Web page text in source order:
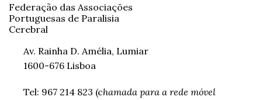
Federação das Associações
Portuguesas de Paralisia
Cerebral
Av. Rainha D. Amélia, Lumiar
1600-676 Lisboa
Tel: 967 214 823 (chamada para a rede móvel